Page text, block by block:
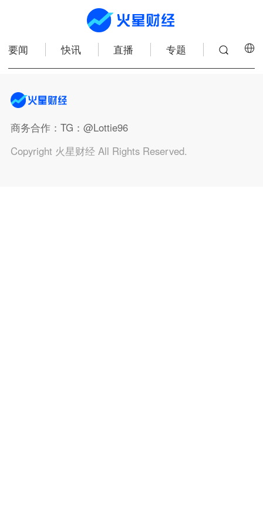
要闻 快讯 直播 专题
商务合作：TG：@Lottie96
Copyright 火星财经 All Rights Reserved.